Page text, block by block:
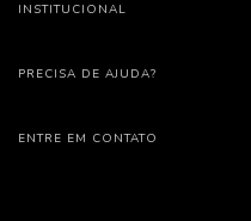
INSTITUCIONAL
PRECISA DE AJUDA?
ENTRE EM CONTATO